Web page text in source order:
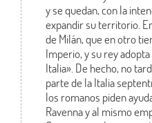
y se quedan, con la
expandir su territorio.
de Milán, que en otro
Imperio, y su rey
Italia». De hecho, no
parte de la Italia
los romanos piden
Ravenna y al mismo